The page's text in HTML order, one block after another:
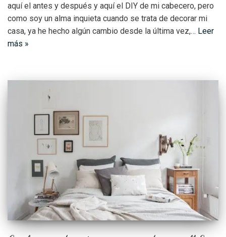
aquí el antes y después y aquí el DIY de mi cabecero, pero
como soy un alma inquieta cuando se trata de decorar mi
casa, ya he hecho algún cambio desde la última vez,… Leer
más »